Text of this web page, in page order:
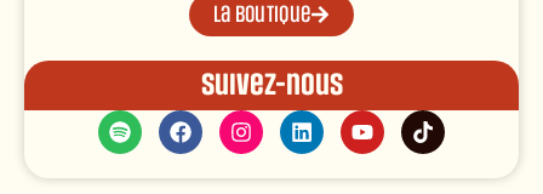
La boutique
Suivez-nous